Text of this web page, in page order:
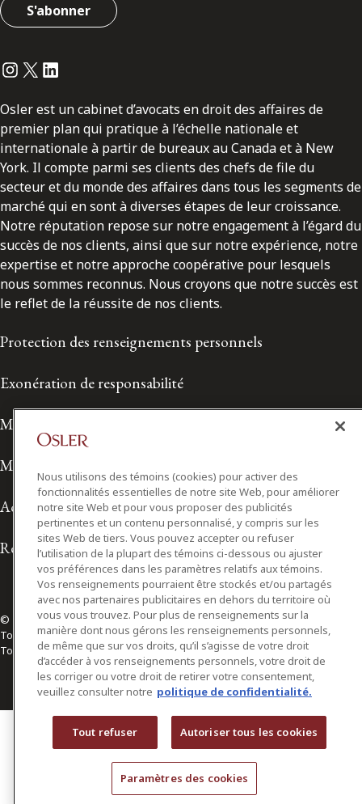
premier plan qui pratique à l’échelle nationale et
internationale à partir de bureaux au Canada et à New
York. Il compte parmi ses clients des chefs de file du
secteur et du monde des affaires dans tous les segments de
marché qui en sont à diverses étapes de leur croissance.
Notre réputation repose sur notre engagement à l’égard du
succès de nos clients, ainsi que sur notre expérience, notre
expertise et notre approche coopérative pour lesquels
nous sommes reconnus. Nous croyons que notre succès est
le reflet de la réussite de nos clients.
Modalités de prestation de services
Modalités d'utilisation
Accessibilité
Relations avec les médias
© 2026 Osler, Hoskin & Harcourt S.E.N.C.R.L./s.r.l.
Tous droits réservés
Toronto | Montréal | Calgary | Vancouver | Ottawa | New York
Nous utilisons des témoins (cookies) pour activer des
fonctionnalités essentielles de notre site Web, pour améliorer
notre site Web et pour vous proposer des publicités
pertinentes et un contenu personnalisé, y compris sur les
sites Web de tiers. Vous pouvez accepter ou refuser
l’utilisation de la plupart des témoins ci-dessous ou ajuster
vos préférences dans les paramètres relatifs aux témoins.
Vos renseignements pourraient être stockés et/ou partagés
avec nos partenaires publicitaires en dehors du territoire où
vous vous trouvez. Pour plus de renseignements sur la
manière dont nous gérons les renseignements personnels,
de même que sur vos droits, qu’il s’agisse de votre droit
d’accéder à vos renseignements personnels, votre droit de
les corriger ou votre droit de retirer votre consentement,
veuillez consulter notre politique de confidentialité.
Tout refuser Autoriser tous les cookies
Paramètres des cookies